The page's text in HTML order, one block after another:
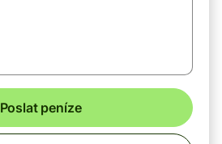
Poslat peníze